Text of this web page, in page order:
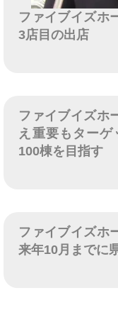
ファイブイズホ
3店目の出店
ファイブイズホ
え重要もター
100棟を目指す
ファイブイズホ
来年10月までに